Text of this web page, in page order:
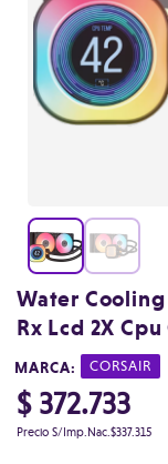
Water
Rx Lcd 2X
|
MARCA: CORSAIR
$ 372.733
Precio S/Imp.Nac.$337.315